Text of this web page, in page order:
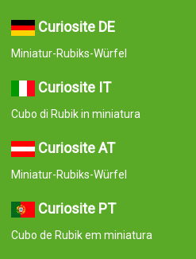
Curiosite DE
Miniatur-Rubiks-Würfel
Curiosite IT
Cubo di Rubik in miniatura
Curiosite AT
Miniatur-Rubiks-Würfel
Curiosite PT
Cubo de Rubik em miniatura